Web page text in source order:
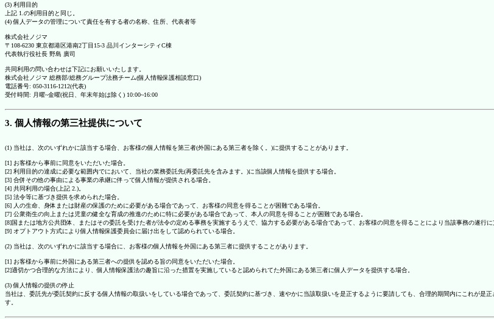
(3) 利用目的
上記 1.の利用目的と同じ。
(4) 個人データの管理について責任を有する者の名称、住所、代表者等
株式会社ノジマ
〒108-6230 東京都港区港南2丁目15-3 品川インターシティC棟
代表執行役社長 野島 廣司
共同利用の問い合わせは下記にお願いいたします。
株式会社ノジマ 総務部/総務グループ法務チーム(個人情報保護相談窓口)
電話番号: 050-3116-1212(代表)
受付時間: 月曜~金曜(祝日、年末年始は除く) 10:00~16:00
3. 個人情報の第三社提供について
(1) 当社は、次のいずれかに該当する場合、お客様の個人情報を第三者(外国にある第三者を除く。)に提供することがあります。
[1] お客様から事前に同意をいただいた場合。
[2] 利用目的の達成に必要な範囲内でにおいて、当社の業務委託先(再委託先を含みます。)に当該個人情報を提供する場合。
[3] 合併その他の事由による事業の承継に伴って個人情報が提供される場合。
[4] 共同利用の場合(上記 2.)。
[5] 法令等に基づき提供を求められた場合。
[6] 人の生命、身体または財産の保護のために必要がある場合であって、お客様の同意を得ることが困難である場合。
[7] 公衆衛生の向上または児童の健全な育成の推進のために特に必要がある場合であって、本人の同意を得ることが困難である場合。
[8]国または地方公共団体、またはその委託を受けた者が法令の定める事務を実施するうえで、協力する必要がある場合であって、お客様の同意を得ることにより当該事務の遂行に
[9] オプトアウト方式により個人情報保護委員会に届け出をして認められている場合。
(2) 当社は、次のいずれかに該当する場合に、お客様の個人情報を外国にある第三者に提供することがあります。
[1] お客様から事前に外国にある第三者への提供を認める旨の同意をいただいた場合。
[2]適切かつ合理的な方法により、個人情報保護法の趣旨に沿った措置を実施していると認められてた外国にある第三者に個人データを提供する場合。
(3) 個人情報の提供の停止
当社は、委託先が委託契約に反する個人情報の取扱いをしている場合であって、委託契約に基づき、速やかに当該取扱いを是正するように要請しても、合理的期間内にこれが
す。